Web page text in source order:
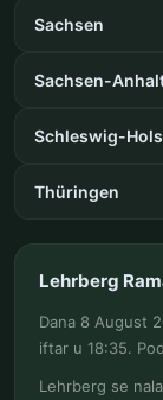
Sachsen
Sachsen-
Schleswig-
Thüringen
Lehrberg
Dana 8 August
iftar u 18:35.
Lehrberg se